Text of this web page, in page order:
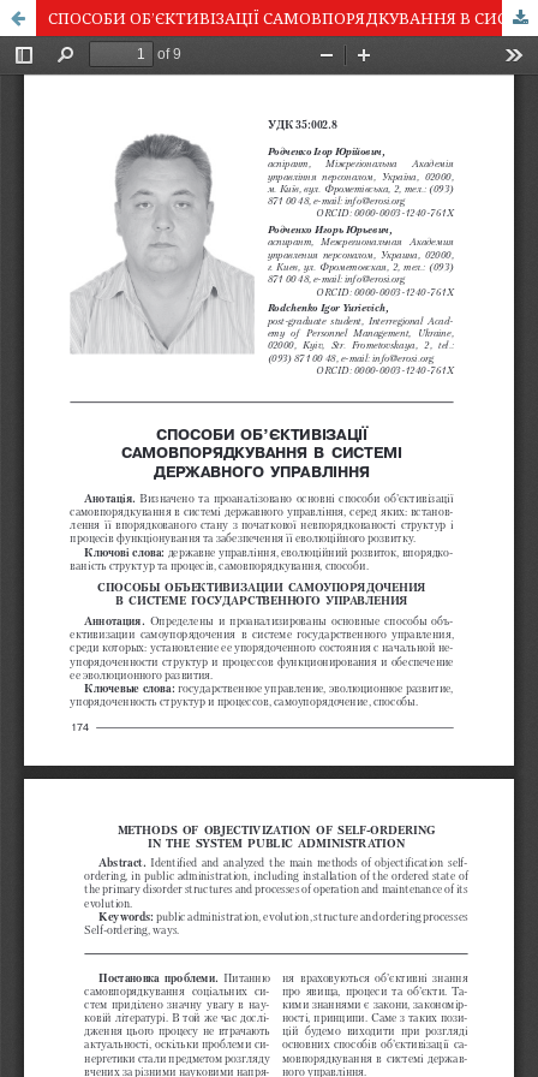
СПОСОБИ ОБ’ЄКТИВІЗАЦІЇ САМОВПОРЯДКУВАННЯ В СИСТЕМІ ДЕРЖАВНОГО УПРАВЛІННЯ